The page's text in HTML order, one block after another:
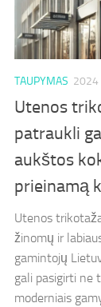
TAUPYMAS 2024
Utenos
patraukli
aukštos
prieinamą
Utenos
žinomų ir
gamintojų
gali pasigirti ne
moderniais